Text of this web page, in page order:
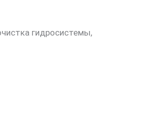
гидросистемы,